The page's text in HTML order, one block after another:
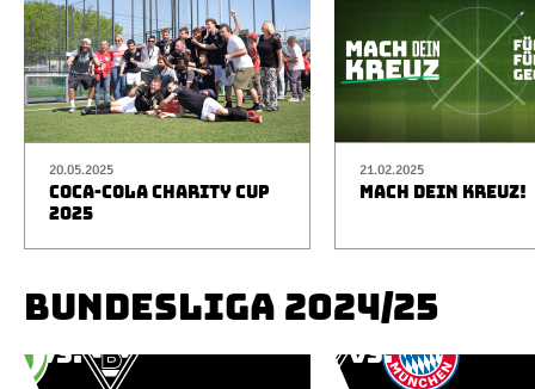
20.05.2025
COCA-COLA CHARITY CUP
2025
21.02.2025
MACH DEIN KREUZ!
BUNDESLIGA 2024/25